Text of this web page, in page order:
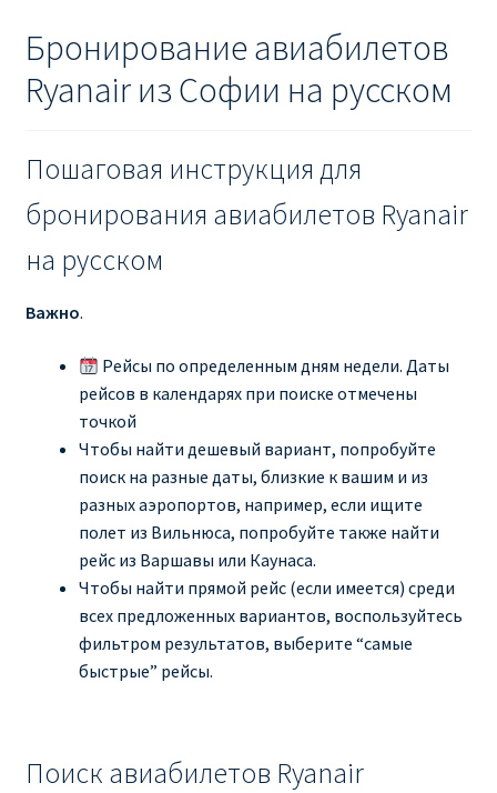
Бронирование авиабилетов
Ryanair из Софии на русском
Пошаговая инструкция для
бронирования авиабилетов Ryanair
на русском
Важно.
Рейсы по определенным дням недели. Даты
рейсов в календарях при поиске отмечены
точкой
Чтобы найти дешевый вариант, попробуйте
поиск на разные даты, близкие к вашим и из
разных аэропортов, например, если ищите
полет из Вильнюса, попробуйте также найти
рейс из Варшавы или Каунаса.
Чтобы найти прямой рейс (если имеется) среди
всех предложенных вариантов, воспользуйтесь
фильтром результатов, выберите “самые
быстрые” рейсы.
Поиск авиабилетов Ryanair